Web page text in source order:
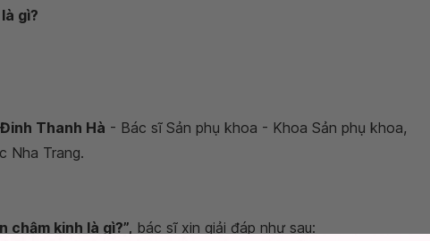
gì?
Thanh Hà - Bác sĩ Sản phụ khoa - Khoa Sản phụ khoa,
Nha Trang.
chậm kinh là gì?”, bác sĩ xin giải đáp như sau: